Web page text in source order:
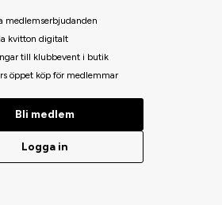
medlemserbjudanden
kvitton digitalt
till klubbevent i butik
öppet köp för medlemmar
Bli medlem
Logga in